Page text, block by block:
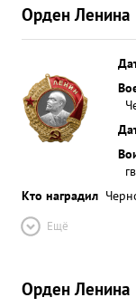
Орден Ленина
Кто наградил
Ещё
Орден Ленина